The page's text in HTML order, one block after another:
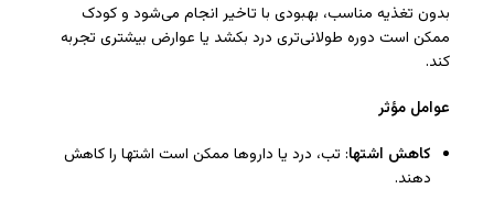
بدون تغذیه مناسب، بهبودی با تاخیر انجام می‌شود و کودک
ممکن است دوره طولانی‌تری درد بکشد یا عوارض بیشتری تجربه
کند.
عوامل مؤثر
کاهش اشتها: تب، درد یا داروها ممکن است اشتها را کاهش
دهند.